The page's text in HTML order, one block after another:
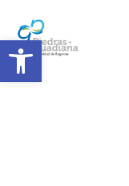
Open toolbar